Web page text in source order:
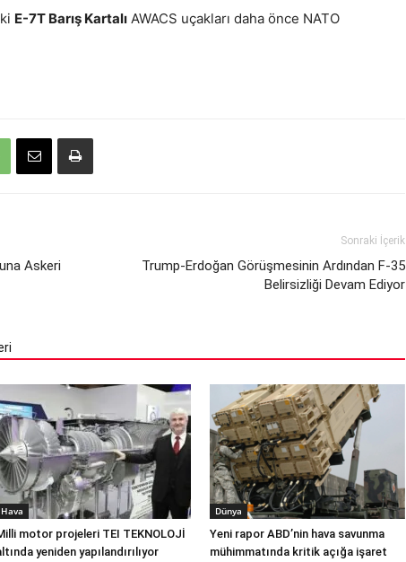
E-7T Barış Kartalı AWACS uçakları daha önce NATO
Askeri
Sonraki İçerik
Trump-Erdoğan Görüşmesinin Ardından F-35
Belirsizliği Devam Ediyor
Hava
motor projeleri TEI TEKNOLOJİ
yeniden yapılandırılıyor
Dünya
Yeni rapor ABD’nin hava savunma
mühimmatında kritik açığa işaret